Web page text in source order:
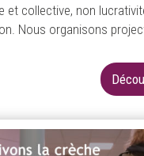
et collective, non
Nous organisons